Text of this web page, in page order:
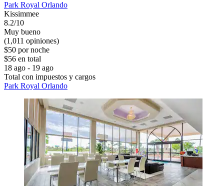
Park Royal Orlando
Kissimmee
8.2/10
Muy bueno
(1,011 opiniones)
$50 por noche
$56 en total
18 ago - 19 ago
Total con impuestos y cargos
Park Royal Orlando